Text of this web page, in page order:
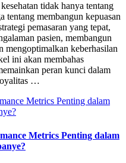
tidak hanya tentang
tentang membangun kepuasan
pemasaran yang tepat,
pasien, membangun
mengoptimalkan keberhasilan
ini akan membahas
peran kunci dalam
…
Metrics Penting dalam